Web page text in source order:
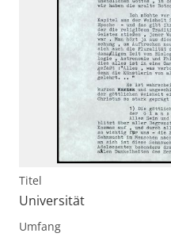
Titel
Universität
Umfang